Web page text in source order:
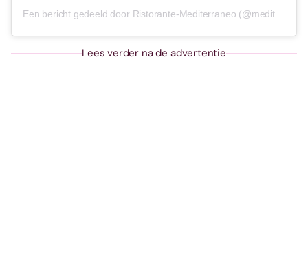
Een bericht gedeeld door Ristorante-Mediterraneo (@mediterraneo_maastricht)
Lees verder na de advertentie